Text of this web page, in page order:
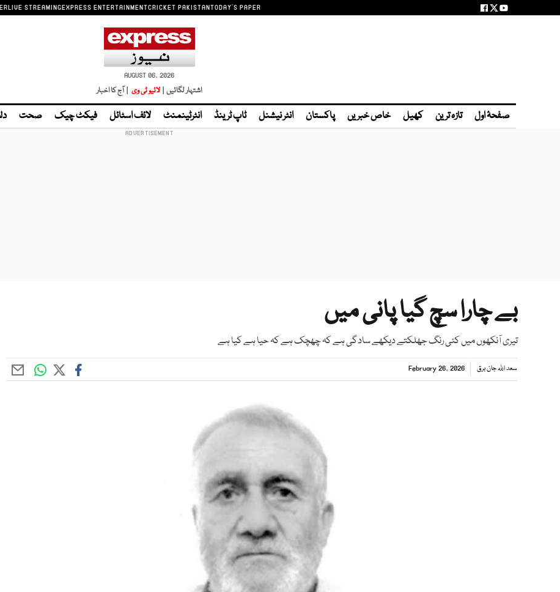
LIVE STREAMINGEXPRESS ENTERTAINMENTCRICKET PAKISTANTODAY'S PAPER
AUGUST 06, 2026
اشتہار لگائیں | لائیو ٹی وی | آج کا اخبار
صفحۂ اول تازہ ترین کھیل خاص خبریں پاکستان انٹر نیشنل ٹاپ ٹرینڈ انٹرٹینمنٹ لائف اسٹائل فیکٹ چیک صحت
بے چارا سچ گیا پانی میں
تیری آنکھوں میں کئی رنگ جھلکتے دیکھے سادگی ہے کہ چھچک ہے کہ حیا ہے کیا ہے
سعد اللہ جان برق February 26, 2026